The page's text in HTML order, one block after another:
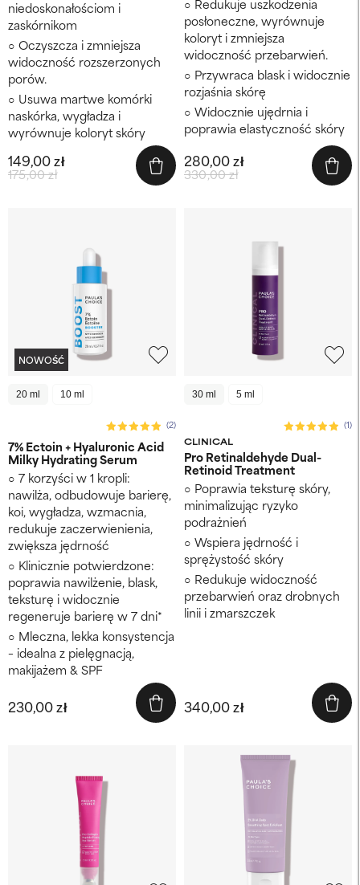
niedoskonałościom i
zaskórnikom
Oczyszcza i zmniejsza
widoczność rozszerzonych
porów.
Usuwa martwe komórki
naskórka, wygładza i
wyrównuje koloryt skóry
175,00 zł
149,00 zł
posłoneczne, wyrównuje
koloryt i zmniejsza
widoczność przebarwień.
Przywraca blask i widocznie
rozjaśnia skórę
Widocznie ujędrnia i
poprawia elastyczność skóry
330,00 zł
280,00 zł
NOWOŚĆ
20 ml 10 ml
(2)
7% Ectoin + Hyaluronic Acid
Milky Hydrating Serum
7 korzyści w 1 kropli:
nawilża, odbudowuje barierę,
koi, wygładza, wzmacnia,
redukuje zaczerwienienia,
zwiększa jędrność
Klinicznie potwierdzone:
poprawia nawilżenie, blask,
teksturę i widocznie
regeneruje barierę w 7 dni*
Mleczna, lekka konsystencja
– idealna z pielęgnacją,
makijażem & SPF
230,00 zł
30 ml 5 ml
CLINICAL
(1)
Pro Retinaldehyde Dual-
Retinoid Treatment
Poprawia teksturę skóry,
minimalizując ryzyko
podrażnień
Wspiera jędrność i
sprężystość skóry
Redukuje widoczność
przebarwień oraz drobnych
linii i zmarszczek
340,00 zł